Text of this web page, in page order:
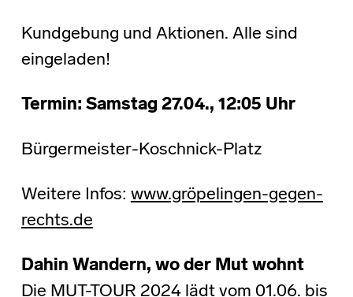
Kundgebung und Aktionen. Alle sind
eingeladen!
Termin: Samstag 27.04., 12:05 Uhr
Bürgermeister-Koschnick-Platz
Weitere Infos: www.gröpelingen-gegen-
rechts.de
Dahin Wandern, wo der Mut wohnt
Die MUT-TOUR 2024 lädt vom 01.06. bis